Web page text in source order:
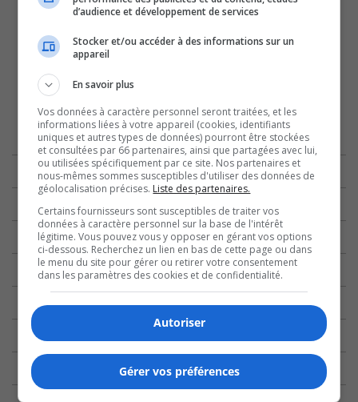
d’audience et développement de services
Stocker et/ou accéder à des informations sur un
appareil
En savoir plus
Vos données à caractère personnel seront traitées, et les
informations liées à votre appareil (cookies, identifiants
uniques et autres types de données) pourront être stockées
et consultées par 66 partenaires, ainsi que partagées avec lui,
ou utilisées spécifiquement par ce site. Nos partenaires et
nous-mêmes sommes susceptibles d'utiliser des données de
géolocalisation précises. Liste des partenaires.
Certains fournisseurs sont susceptibles de traiter vos
données à caractère personnel sur la base de l'intérêt
légitime. Vous pouvez vous y opposer en gérant vos options
ci-dessous. Recherchez un lien en bas de cette page ou dans
le menu du site pour gérer ou retirer votre consentement
dans les paramètres des cookies et de confidentialité.
Autoriser
Gérer vos préférences